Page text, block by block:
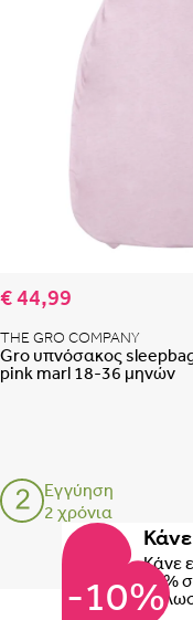
€ 44,99
THE GRO COMPANY
Gro υπνόσακος
pink marl 18-36 μηνών
Εγγύηση
2 χρόνια
-10%
Κάνε
10%